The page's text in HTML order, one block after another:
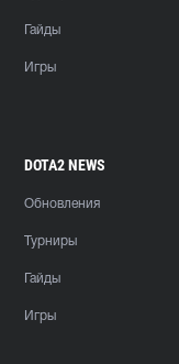
Гайды
Игры
DOTA2 NEWS
Обновления
Турниры
Гайды
Игры